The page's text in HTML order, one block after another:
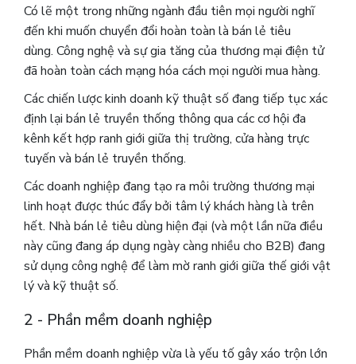
Có lẽ một trong những ngành đầu tiên mọi người nghĩ
đến khi muốn chuyển đổi hoàn toàn là bán lẻ tiêu
dùng. Công nghệ và sự gia tăng của thương mại điện tử
đã hoàn toàn cách mạng hóa cách mọi người mua hàng.
Các chiến lược kinh doanh kỹ thuật số đang tiếp tục xác
định lại bán lẻ truyền thống thông qua các cơ hội đa
kênh kết hợp ranh giới giữa thị trường, cửa hàng trực
tuyến và bán lẻ truyền thống.
Các doanh nghiệp đang tạo ra môi trường thương mại
linh hoạt được thúc đẩy bởi tâm lý khách hàng là trên
hết. Nhà bán lẻ tiêu dùng hiện đại (và một lần nữa điều
này cũng đang áp dụng ngày càng nhiều cho B2B) đang
sử dụng công nghệ để làm mờ ranh giới giữa thế giới vật
lý và kỹ thuật số.
2 - Phần mềm doanh nghiệp
Phần mềm doanh nghiệp vừa là yếu tố gây xáo trộn lớn